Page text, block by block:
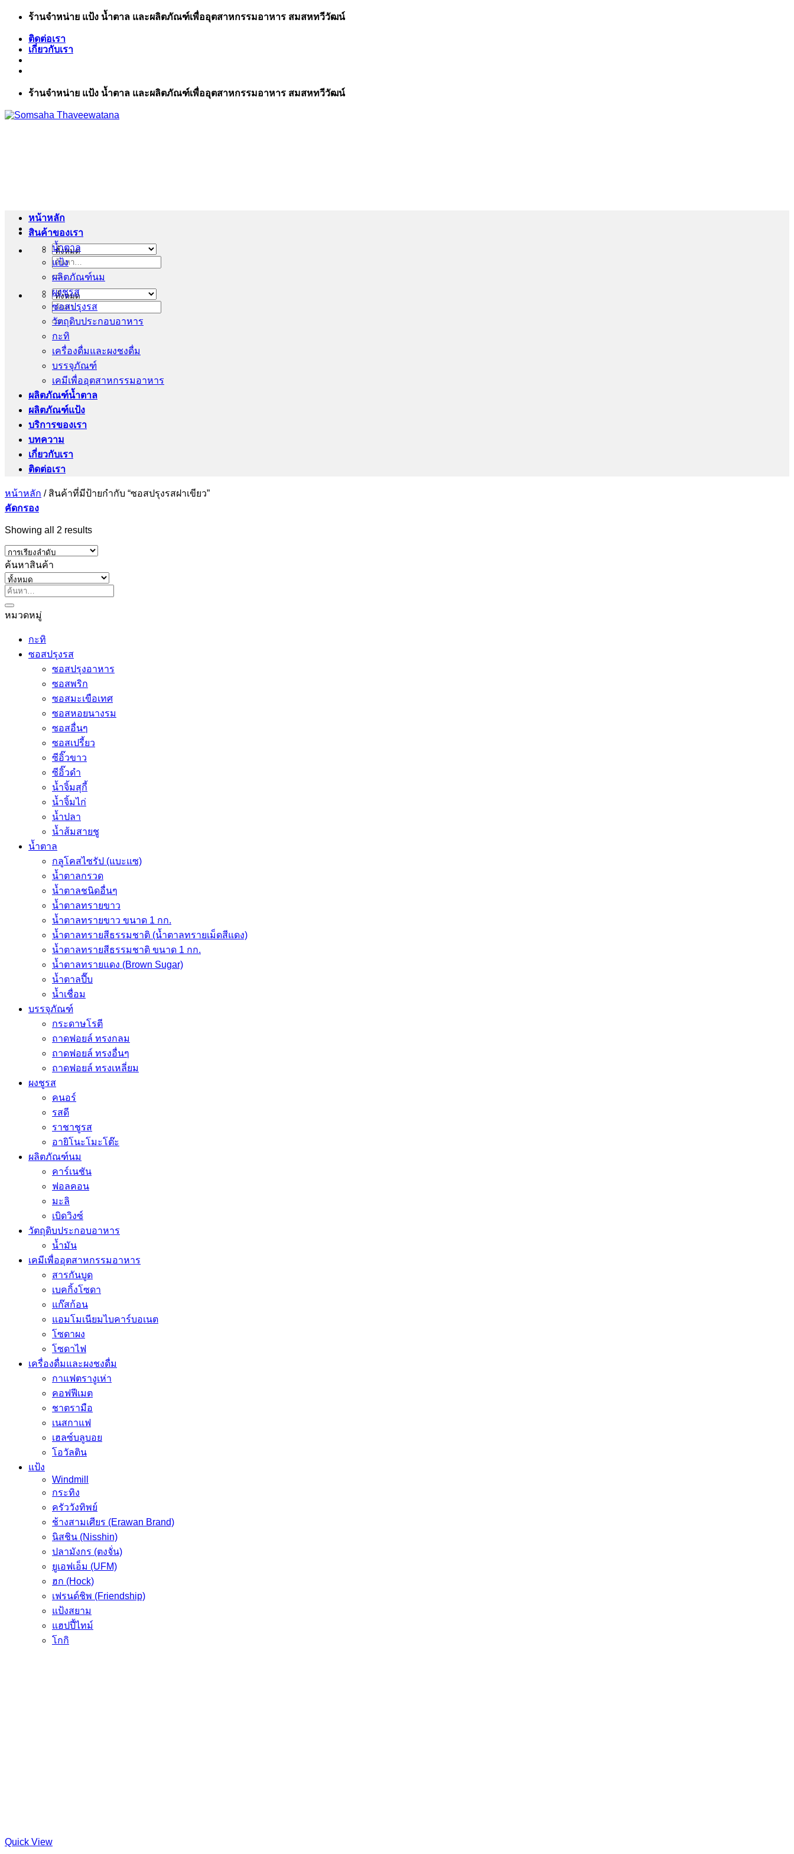
ข้าม
เนื้อหา
ร้านจำหน่าย แป้ง น้ำตาล และผลิตภัณฑ์เพื่ออุตสาหกรรมอาหาร สมสหทวีวัฒน์
ติดต่อเรา
เกี่ยวกับเรา
ร้านจำหน่าย แป้ง น้ำตาล และผลิตภัณฑ์เพื่ออุตสาหกรรมอาหาร สมสหทวีวัฒน์
ค้นหา:
ค้นหา:
หน้าหลัก
สินค้าของเรา
น้ำตาล
แป้ง
ผลิตภัณฑ์นม
ผงชูรส
ซอสปรุงรส
วัตถุดิบประกอบอาหาร
กะทิ
เครื่องดื่มและผงชงดื่ม
บรรจุภัณฑ์
เคมีเพื่ออุตสาหกรรมอาหาร
ผลิตภัณฑ์น้ำตาล
ผลิตภัณฑ์แป้ง
บริการของเรา
บทความ
เกี่ยวกับเรา
ติดต่อเรา
หน้าหลัก /สินค้าที่มีป้ายกำกับ “ซอสปรุงรสฝาเขียว”
คัดกรอง
Showing all 2 results
ค้นหาสินค้า
ค้นหา:
หมวดหมู่
กะทิ
ซอสปรุงรส
ซอสปรุงอาหาร
ซอสพริก
ซอสมะเขือเทศ
ซอสหอยนางรม
ซอสอื่นๆ
ซอสเปรี้ยว
ซีอิ๊วขาว
ซีอิ๊วดำ
น้ำจิ้มสุกี้
น้ำจิ้มไก่
น้ำปลา
น้ำส้มสายชู
น้ำตาล
กลูโคสไซรัป (แบะแซ)
น้ำตาลกรวด
น้ำตาลชนิดอื่นๆ
น้ำตาลทรายขาว
น้ำตาลทรายขาว ขนาด 1 กก.
น้ำตาลทรายสีธรรมชาติ (น้ำตาลทรายเม็ดสีแดง)
น้ำตาลทรายสีธรรมชาติ ขนาด 1 กก.
น้ำตาลทรายแดง (Brown Sugar)
น้ำตาลปี๊บ
น้ำเชื่อม
บรรจุภัณฑ์
กระดาษโรตี
ถาดฟอยล์ ทรงกลม
ถาดฟอยล์ ทรงอื่นๆ
ถาดฟอยล์ ทรงเหลี่ยม
ผงชูรส
คนอร์
รสดี
ราชาชูรส
อายิโนะโมะโต๊ะ
ผลิตภัณฑ์นม
คาร์เนชัน
ฟอลคอน
มะลิ
เบิดวิงซ์
วัตถุดิบประกอบอาหาร
น้ำมัน
เคมีเพื่ออุตสาหกรรมอาหาร
สารกันบูด
เบคกิ้งโซดา
แก๊สก้อน
แอมโมเนียมไบคาร์บอเนต
โซดาผง
โซดาไฟ
เครื่องดื่มและผงชงดื่ม
กาแฟตรางูเห่า
คอฟฟีเมต
ชาตรามือ
เนสกาแฟ
เฮลซ์บลูบอย
โอวัลติน
แป้ง
Windmill
กระทิง
ครัววังทิพย์
ช้างสามเศียร (Erawan Brand)
นิสชิน (Nisshin)
ปลามังกร (ตงจั่น)
ยูเอฟเอ็ม (UFM)
ฮก (Hock)
เฟรนด์ชิพ (Friendship)
แป้งสยาม
แฮปปี้ไทม์
โกกิ
Quick View